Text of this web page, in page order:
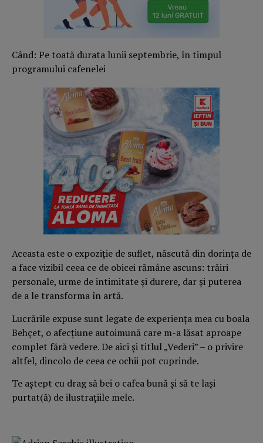
Când: Pe toată durata lunii septembrie, în timpul
programului cafenelei
Aceasta este o expoziție de suflet, născută din dorința de
a face vizibil ceea ce de obicei rămâne ascuns: trăiri
personale, urme de intimitate și durere, dar și puterea
de a le transforma în artă.
Lucrările expuse sunt legate de experiența mea cu boala
Behçet, o afecțiune autoimună care m-a lăsat aproape
complet fără vedere. De aici și titlul „Vederi” – o privire
altfel, dincolo de ceea ce ochii pot cuprinde.
Te aștept cu drag să bei o cafea bună și să te lași
purtat(ă) de ilustrațiile mele.